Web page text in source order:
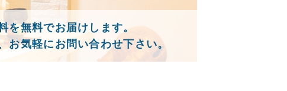
無料でお届けします。
お気軽にお問い合わせ下さい。